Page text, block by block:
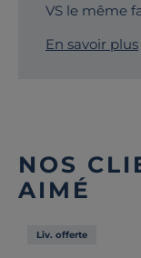
VS le même
En savoir plus
NOS
AIMÉ
Liv. offerte